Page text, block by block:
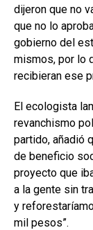
dijeron que no
que no lo
gobierno del
mismos, por lo
recibieran ese
El ecologista
revanchismo
partido, añadió
de beneficio
proyecto que
a la gente sin
y
mil pesos”.